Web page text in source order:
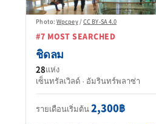
Photo:Wpcpey/CC BY-SA 4.0
#7 MOST SEARCHED
ชิดลม
28แห่ง
เซ็นทรัลเวิลด์ · อัมรินทร์พลาซ่า
รายเดือนเริ่มต้น2,300฿